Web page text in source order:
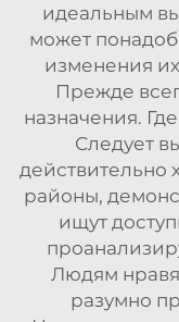
идеальным
может
изменения
Прежде
назначения.
Следует
действительно
районы,
ищут
Людям
разумно